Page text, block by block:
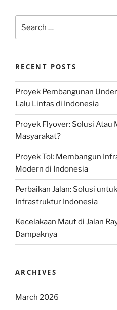
for:
RECENT POSTS
Proyek Pembangunan
Lalu Lintas di Indonesia
Proyek Flyover: Solusi Atau
Masyarakat?
Proyek Tol: Membangun
Modern di Indonesia
Perbaikan Jalan: Solusi
Infrastruktur Indonesia
Kecelakaan Maut di Jalan
Dampaknya
ARCHIVES
March 2026